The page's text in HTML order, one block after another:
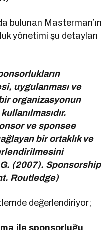
bulunan Masterman’ın
yönetimi şu detayları
uygulanması ve
organizasyonun
ve sponsee
bir ortaklık ve
(2007). Sponsorship
Routledge)
değerlendiriyor;
ile sponsorluğu